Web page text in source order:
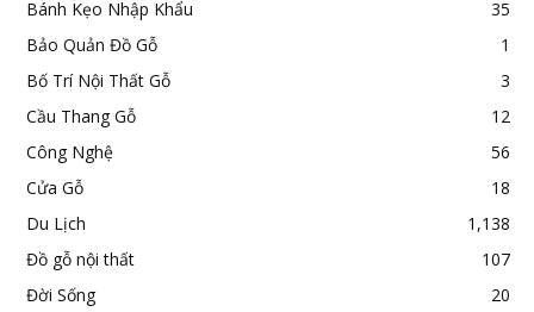
Bánh Kẹo Nhập Khẩu
35
Bảo Quản Đồ Gỗ
1
Bố Trí Nội Thất Gỗ
3
Cầu Thang Gỗ
12
Công Nghệ
56
Cửa Gỗ
18
Du Lịch
1,138
Đồ gỗ nội thất
107
Đời Sống
20